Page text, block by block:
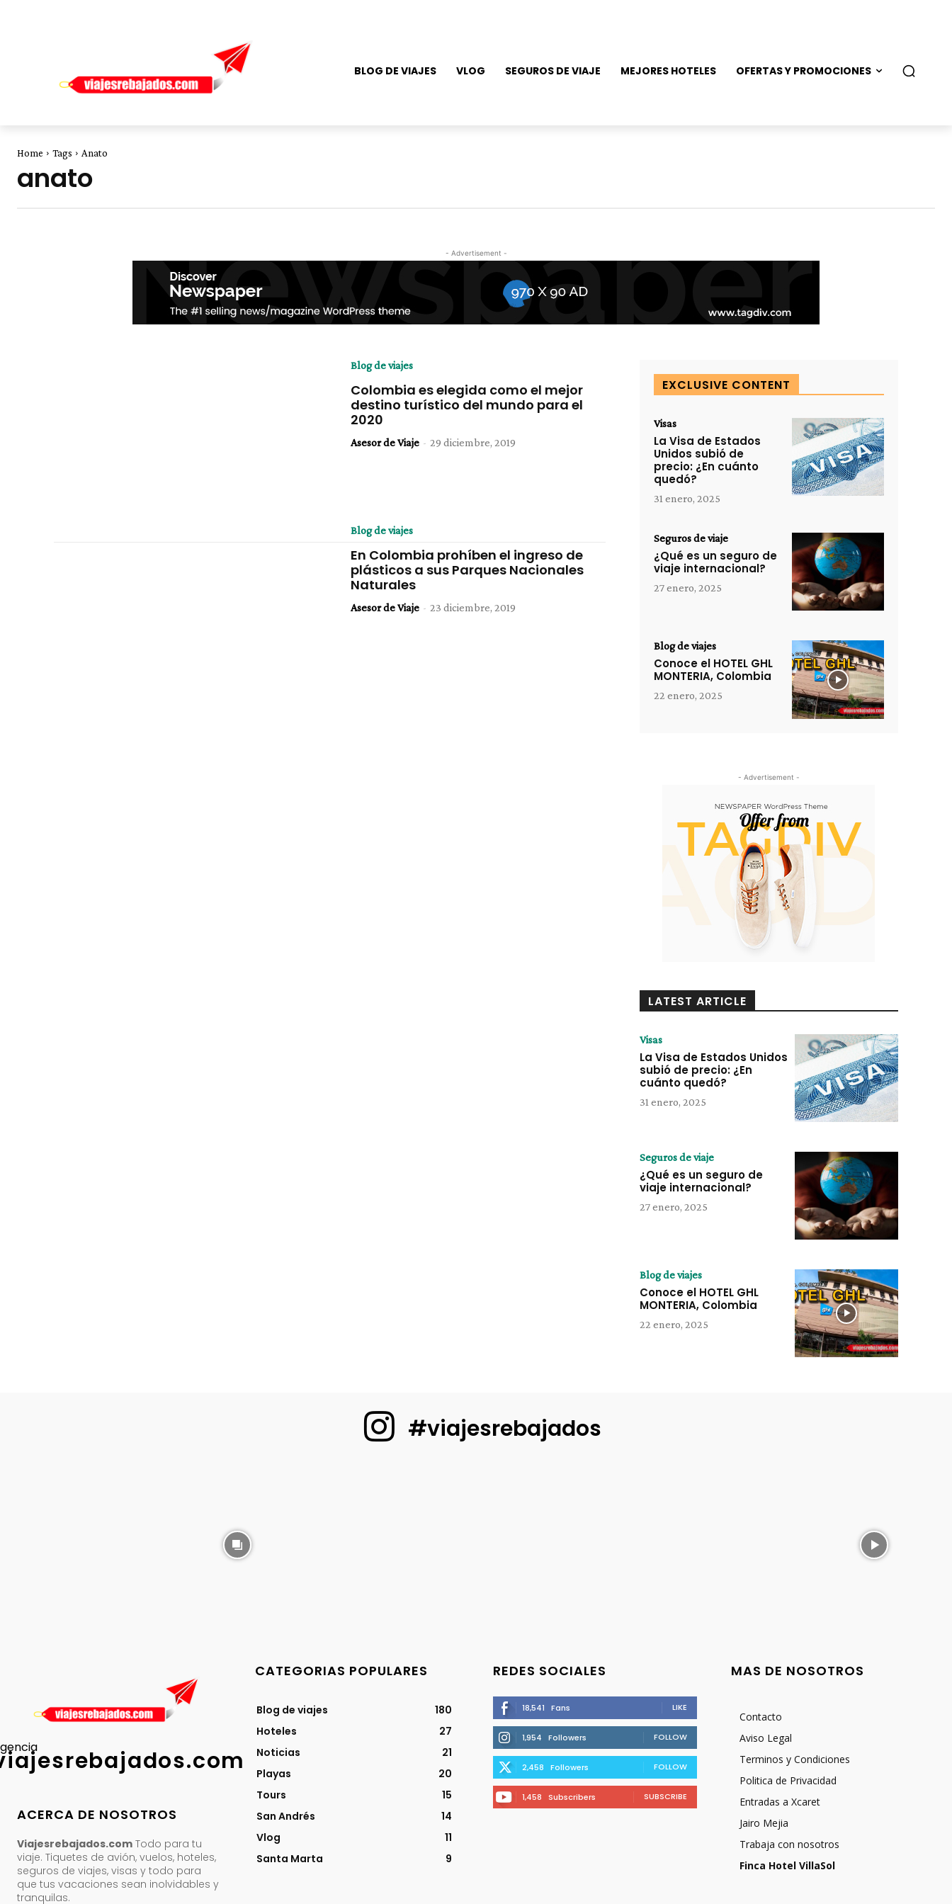
BLOG DE VIAJES VLOG SEGUROS DE VIAJE MEJORES HOTELES OFERTAS Y PROMOCIONES
Home Tags Anato
anato
- Advertisement -
Blog de viajes
Colombia es elegida como el mejor
destino turístico del mundo para el
2020
Asesor de Viaje - 29 diciembre, 2019
Blog de viajes
En Colombia prohíben el ingreso de
plásticos a sus Parques Nacionales
Naturales
Asesor de Viaje - 23 diciembre, 2019
EXCLUSIVE CONTENT
Visas
La Visa de Estados
Unidos subió de
precio: ¿En cuánto
quedó?
31 enero, 2025
Seguros de viaje
¿Qué es un seguro de
viaje internacional?
27 enero, 2025
Blog de viajes
Conoce el HOTEL GHL
MONTERIA, Colombia
22 enero, 2025
- Advertisement -
LATEST ARTICLE
Visas
La Visa de Estados Unidos
subió de precio: ¿En
cuánto quedó?
31 enero, 2025
Seguros de viaje
¿Qué es un seguro de
viaje internacional?
27 enero, 2025
Blog de viajes
Conoce el HOTEL GHL
MONTERIA, Colombia
22 enero, 2025
#viajesrebajados
ACERCA DE NOSOTROS
Viajesrebajados.com Todo para tu
viaje. Tiquetes de avión, vuelos, hoteles,
seguros de viajes, visas y todo para
que tus vacaciones sean inolvidables y
tranquilas.
CATEGORIAS POPULARES
Blog de viajes
180
Hoteles
27
Noticias
21
Playas
20
Tours
15
San Andrés
14
Vlog
11
Santa Marta
9
REDES SOCIALES
18,541 Fans LIKE
1,954 Followers FOLLOW
2,458 Followers FOLLOW
1,458 Subscribers SUBSCRIBE
MAS DE NOSOTROS
Contacto
Aviso Legal
Terminos y Condiciones
Politica de Privacidad
Entradas a Xcaret
Jairo Mejia
Trabaja con nosotros
Finca Hotel VillaSol